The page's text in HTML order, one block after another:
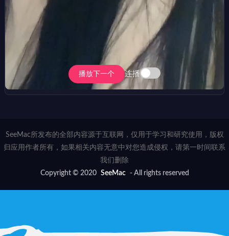
播放下一个 连播
SeeMac所发布的全部内容源于互联网，仅用于学习和研究使用，版权
归应用作者所有，如果相关内容无意中对您造成侵权，请第一时间联系
我们删除
Copyright © 2020 SeeMac - All rights reserved